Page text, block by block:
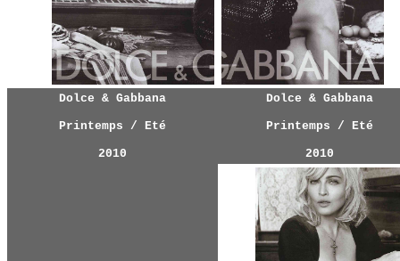
Dolce & Gabbana
Printemps / Eté
2010
Dolce & Gabbana
Printemps / Eté
2010